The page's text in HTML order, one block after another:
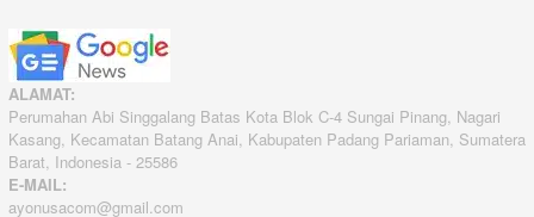
ALAMAT:
Perumahan Abi Singgalang Batas Kota Blok C-4 Sungai Pinang, Nagari
Kasang, Kecamatan Batang Anai, Kabupaten Padang Pariaman, Sumatera
Barat, Indonesia - 25586
E-MAIL:
ayonusacom@gmail.com